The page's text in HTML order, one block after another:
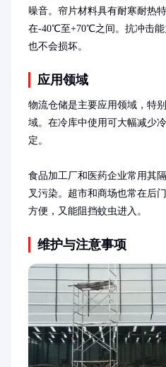
噪音。帘片材料具有耐寒耐热
在-40℃至+70℃之间。抗冲击
也不会损坏。
应用领域
物流仓储是主要应用领域，特
域。在冷库中使用可大幅减少
定。
食品加工厂和医药企业常用其
叉污染。超市和商场也常在后
方便，又能阻挡蚊虫进入。
维护与注意事项